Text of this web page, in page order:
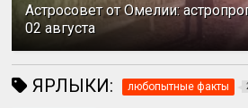
Астросовет от Омелии:
02 августа
ЯРЛЫКИ: любопытные факты